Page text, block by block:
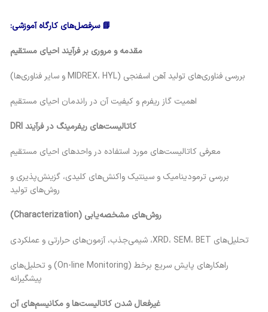
📘 سرفصل‌های کارگاه آموزشی:
مقدمه و مروری بر فرآیند احیای مستقیم
بررسی فناوری‌های تولید آهن اسفنجی (MIDREX، HYL و سایر فناوری‌ها)
اهمیت گاز ریفرم و کیفیت آن در راندمان احیای مستقیم
کاتالیست‌های ریفرمینگ در فرآیند
معرفی کاتالیست‌های مورد استفاده در واحدهای احیای مستقیم
بررسی ترمودینامیک و سینتیک واکنش‌های کلیدی، گزینش‌پذیری و
روش‌های تولید
روش‌های مشخصه‌یابی (Characterization)
تحلیل‌های XRD، SEM، BET، شیمی‌جذب، آزمون‌های حرارتی و عملکردی
راهکارهای پایش سریع برخط (On-line Monitoring) و تحلیل‌های
پیشگیرانه
غیرفعال شدن کاتالیست‌ها و مکانیسم‌های آن